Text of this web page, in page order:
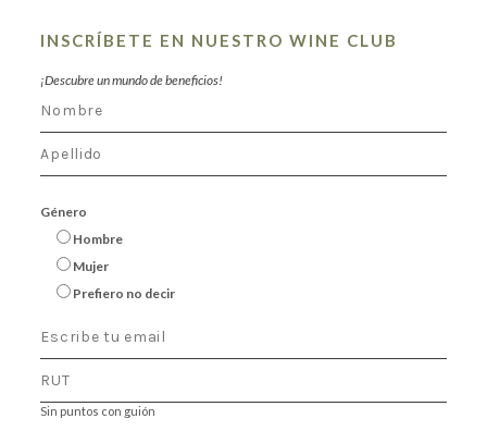
INSCRÍBETE EN NUESTRO WINE CLUB
¡Descubre un mundo de beneficios!
Género
Hombre
Mujer
Prefiero no decir
Sin puntos con guión